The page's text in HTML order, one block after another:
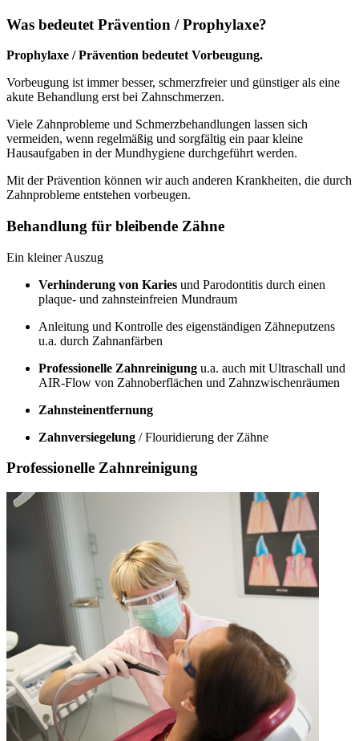
Was bedeutet Prävention / Prophylaxe?
Prophylaxe / Prävention bedeutet Vorbeugung.
Vorbeugung ist immer besser, schmerzfreier und günstiger als eine
akute Behandlung erst bei Zahnschmerzen.
Viele Zahnprobleme und Schmerzbehandlungen lassen sich
vermeiden, wenn regelmäßig und sorgfältig ein paar kleine
Hausaufgaben in der Mundhygiene durchgeführt werden.
Mit der Prävention können wir auch anderen Krankheiten, die durch
Zahnprobleme entstehen vorbeugen.
Behandlung für bleibende Zähne
Ein kleiner Auszug
Verhinderung von Karies und Parodontitis durch einen
plaque- und zahnsteinfreien Mundraum
Anleitung und Kontrolle des eigenständigen Zähneputzens
u.a. durch Zahnanfärben
Professionelle Zahnreinigung u.a. auch mit Ultraschall und
AIR-Flow von Zahnoberflächen und Zahnzwischenräumen
Zahnsteinentfernung
Zahnversiegelung / Flouridierung der Zähne
Professionelle Zahnreinigung